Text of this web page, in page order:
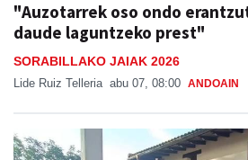
"Auzotarrek oso ondo
daude laguntzeko prest"
SORABILLAKO JAIAK 2026
Lide Ruiz Telleria abu 07, 08:00 ANDOAIN